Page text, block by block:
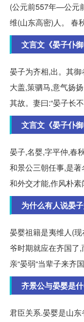
(公元前557年—公元
维(山东高密)人。 春
文言文《晏子仆
晏子为齐相,出。其
大盖,策驷马,意气扬
其故。妻曰:“晏子长
文言文《晏子仆
晏子,名婴,字平仲,春
和景公三朝任事,是
和外交才能,作风朴素
为什么有人说晏
晏婴祖籍是夷维人(现
爷时期就应在齐国了
亲“晏弱“当辈子来齐
齐景公与晏婴是
君臣关系.晏婴是山